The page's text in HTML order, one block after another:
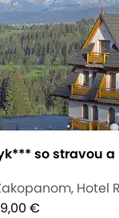
so stravou
Hotel
€